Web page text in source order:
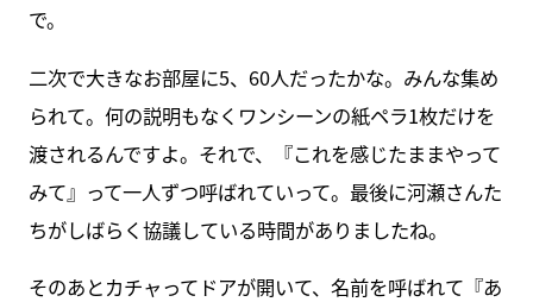
で。
二次で大きなお部屋に5、60人だったかな。みんな集め
られて。何の説明もなくワンシーンの紙ペラ1枚だけを
渡されるんですよ。それで、『これを感じたままやって
みて』って一人ずつ呼ばれていって。最後に河瀬さんた
ちがしばらく協議している時間がありましたね。
そのあとカチャってドアが開いて、名前を呼ばれて『あ